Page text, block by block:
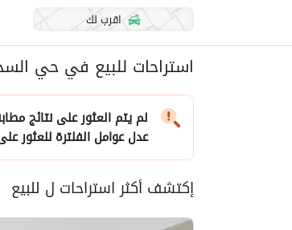
اقرب لك
استراحات للبيع في حي
لم يتم العثور على نتائج
عدل عوامل الفلترةللعثور
إكتشف أكثر استراحات ل للبيع